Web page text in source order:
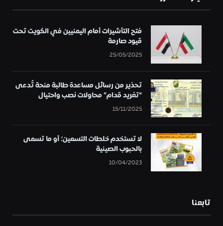
فتح التأشيرات أمام اليمنيين في الكويت تحت
قيود صارمة
25/05/2025
تحذير من رسائل مساعدة طالبة منحة تُدعى
“تغريد قدام” محاولات نصب واحتيال
15/11/2025
لا تستخدم خلطات التسمين؛ أو ما تسمى
بالحبوب الصينية
10/04/2023
تابعنا